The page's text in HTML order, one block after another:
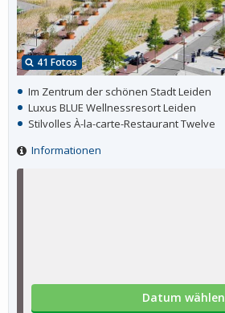
Datum wählen
41 Fotos
Im Zentrum der schönen Stadt Leiden
Luxus BLUE Wellnessresort Leiden
Stilvolles À-la-carte-Restaurant Twelve
Informationen